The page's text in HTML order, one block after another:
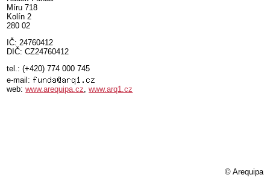
Míru 718
Kolín 2
280 02
IČ: 24760412
DIČ: CZ24760412
tel.: (+420) 774 000 745
e-mail:
web:www.arequipa.cz,www.arq1.cz
© Arequipa